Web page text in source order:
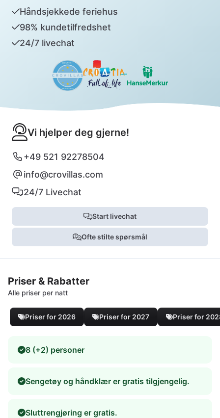
Håndsjekkede feriehus
98% kundetilfredshet
24/7 livechat
Vi hjelper deg gjerne!
+49 521 92278504
info@crovillas.com
24/7 Livechat
Start livechat
Ofte stilte spørsmål
Priser & Rabatter
Alle priser per natt
Priser for 2026 Priser for 2027 Priser for
8 (+2) personer
Sengetøy og håndklær er gratis tilgjengelig.
Sluttrengjøring er gratis.